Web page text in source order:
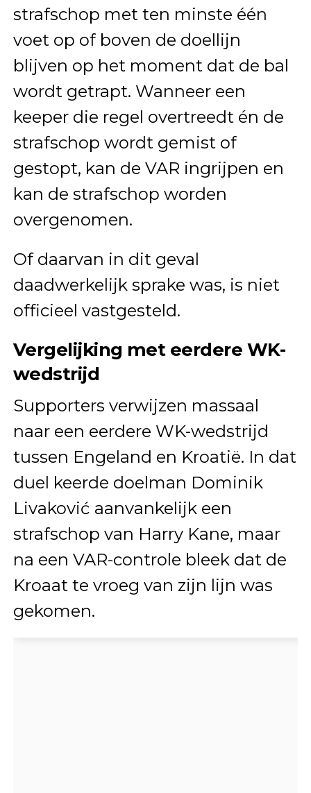
strafschop met ten minste één
voet op of boven de doellijn
blijven op het moment dat de bal
wordt getrapt. Wanneer een
keeper die regel overtreedt én de
strafschop wordt gemist of
gestopt, kan de VAR ingrijpen en
kan de strafschop worden
overgenomen.
Of daarvan in dit geval
daadwerkelijk sprake was, is niet
officieel vastgesteld.
Vergelijking met eerdere WK-
wedstrijd
Supporters verwijzen massaal
naar een eerdere WK-wedstrijd
tussen Engeland en Kroatië. In dat
duel keerde doelman Dominik
Livaković aanvankelijk een
strafschop van Harry Kane, maar
na een VAR-controle bleek dat de
Kroaat te vroeg van zijn lijn was
gekomen.